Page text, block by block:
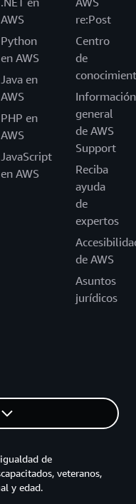
AWS
Python
en AWS
Java en
AWS
PHP en
AWS
JavaScript
en AWS
re:Post
Centro
de
Información
general
de AWS
Support
Reciba
ayuda
de
expertos
de AWS
Asuntos
jurídicos
de
veteranos,
y edad.